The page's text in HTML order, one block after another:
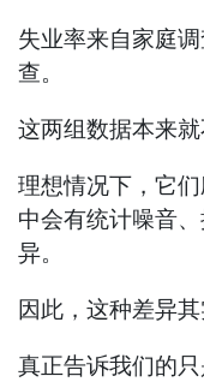
失业率来自家庭
查。
这两组数据本来就
理想情况下，它
中会有统计噪音
异。
因此，这种差异其
真正告诉我们的只